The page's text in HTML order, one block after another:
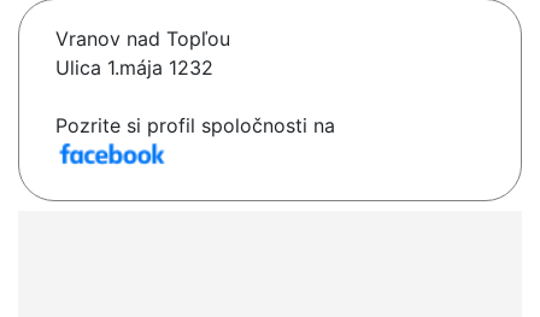
Vranov nad Topľou
Ulica 1.mája 1232
Pozrite si profil spoločnosti na